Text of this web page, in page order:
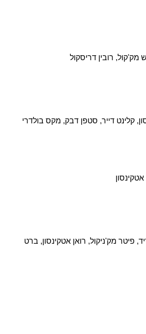
מק'קול, רובין דריסקול
, קלינט דייר, סטפן דבק, מקס בולדרי
אטקינסון
, פיטר מק'ניקול, רואן אטקינסון, ברט